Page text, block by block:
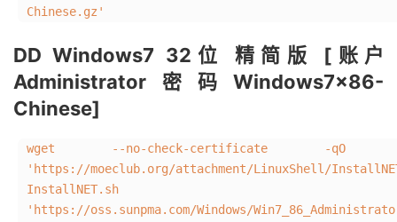
Chinese.gz'
DD Windows7 32位 精简版 [账户
Administrator密码Windows7x86-
Chinese]
wget --no-check-certificate -qO
'https://moeclub.org/attachment/LinuxShell/
InstallNET.sh
'https://oss.sunpma.com/Windows/